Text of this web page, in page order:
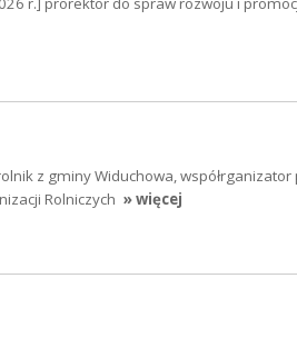
z gminy Widuchowa,
Rolniczych » więcej